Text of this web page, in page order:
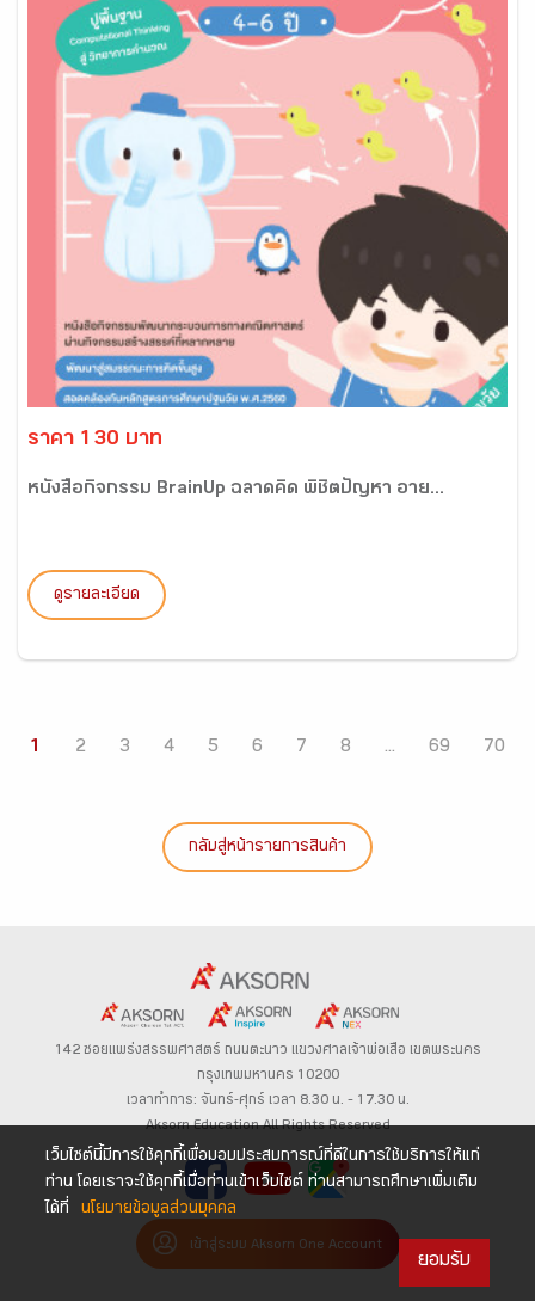
ราคา 130 บาท
หนังสือกิจกรรม BrainUp ฉลาดคิด พิชิตปัญหา อาย...
ดูรายละเอียด
1 2 3 4 5 6 7 8 ... 69 70
กลับสู่หน้ารายการสินค้า
142 ซอยแพร่งสรรพศาสตร์ ถนนตะนาว แขวงศาลเจ้าพ่อเสือ เขตพระนคร
กรุงเทพมหานคร 10200
เวลาทำการ: จันทร์-ศุกร์ เวลา 8.30 น. – 17.30 น.
Aksorn Education All Rights Reserved
เข้าสู่ระบบ Aksorn One Account
เว็บไซต์นี้มีการใช้คุกกี้เพื่อมอบประสบการณ์ที่ดีในการใช้บริการให้แก่
ท่าน โดยเราจะใช้คุกกี้เมื่อท่านเข้าเว็บไซต์ ท่านสามารถศึกษาเพิ่มเติม
ได้ที่
นโยบายข้อมูลส่วนบุคคล
ยอมรับ